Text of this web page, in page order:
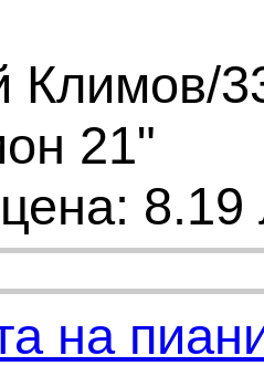
Климов/
21"
8.19
на